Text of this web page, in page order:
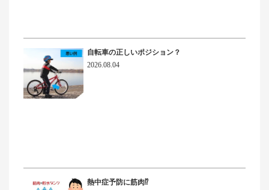
自転車の正しいポジション？
2026.08.04
熱中症予防に筋肉⁉